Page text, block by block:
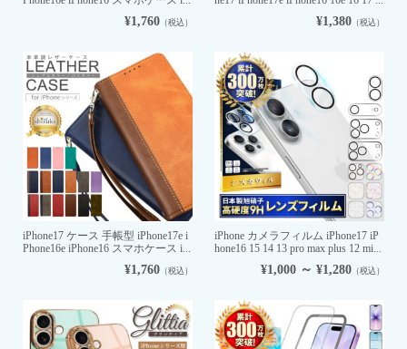
¥1,760（税込） ¥1,380 （税込）
iPhone17 ケース 手帳型 iPhone17e i
Phone16e iPhone16 スマホケース i...
¥1,760（税込）
iPhone カメラフィルム iPhone17 iP
hone16 15 14 13 pro max plus 12 mi...
¥1,000 ～ ¥1,280 （税込）